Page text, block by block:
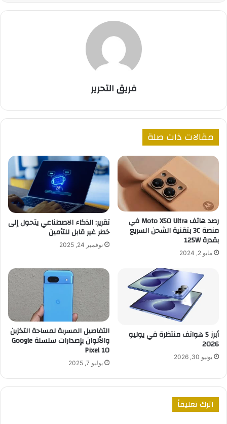
فريق التحرير
مقالات ذات صلة
رصد هاتف Moto X50 Ultra في
منصة 3C بتقنية الشحن السريع
بقدرة 125W
مايو 2, 2024
تقرير: الذكاء الاصطناعي يتحول إلى
خطر غير قابل للتأمين
نوفمبر 24, 2025
أبرز 5 هواتف منتظرة في يوليو
2026
يونيو 30, 2026
التفاصيل المسربة لمساحة التخزين
والألوان بإصدارات سلسلة Google
Pixel 10
يوليو 7, 2025
اترك تعليقاً